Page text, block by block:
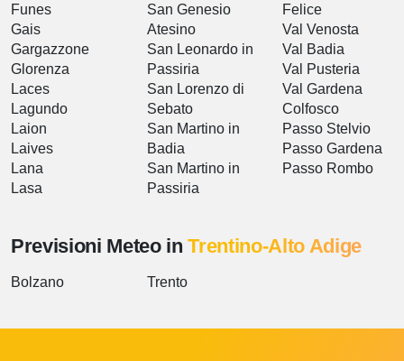
Funes
Gais
Gargazzone
Glorenza
Laces
Lagundo
Laion
Laives
Lana
Lasa
San Genesio
Atesino
San Leonardo in
Passiria
San Lorenzo di
Sebato
San Martino in
Badia
San Martino in
Passiria
Felice
Val Venosta
Val Badia
Val Pusteria
Val Gardena
Colfosco
Passo Stelvio
Passo Gardena
Passo Rombo
Previsioni Meteo inTrentino-Alto Adige
Bolzano Trento